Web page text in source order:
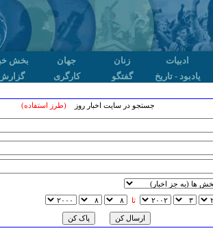
ادبیات زنان جهان بخش
یادبود - تاریخ گفتگو کارگری
جستجو در سایت اخبار روز(طرز استفاده)
تا